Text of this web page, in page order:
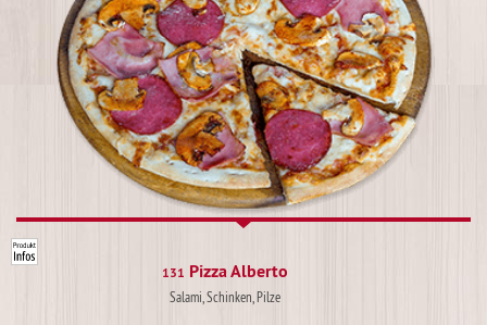
131 Pizza Alberto
Salami, Schinken, Pilze